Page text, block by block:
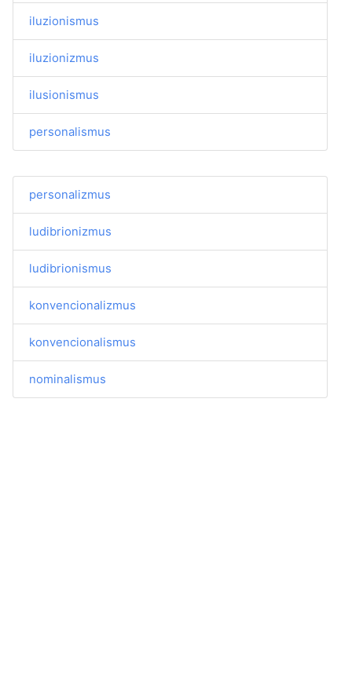
iluzionismus
iluzionizmus
ilusionismus
personalismus
personalizmus
ludibrionizmus
ludibrionismus
konvencionalizmus
konvencionalismus
nominalismus